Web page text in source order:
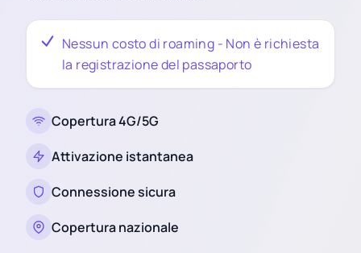
Nessun costo di roaming - Non è richiesta
la registrazione del passaporto
Copertura 4G/5G
Attivazione istantanea
Connessione sicura
Copertura nazionale